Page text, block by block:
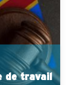
de travail